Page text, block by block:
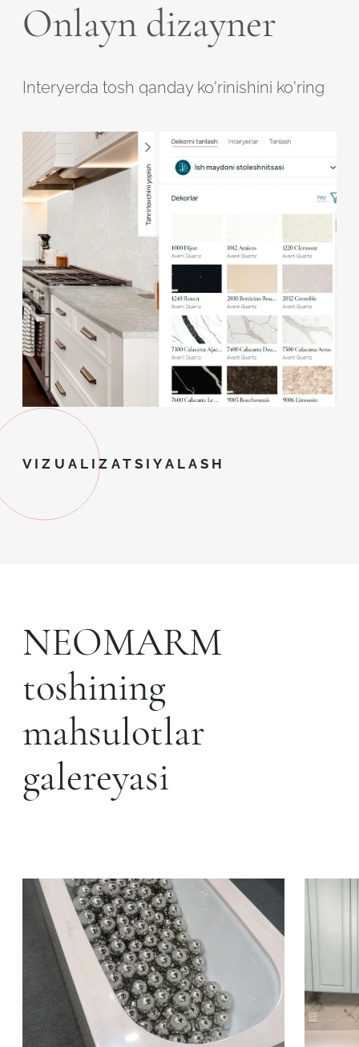
Onlayn dizayner
Interyerda tosh qanday ko'rinishini ko'ring
VIZUALIZATSIYALASH
NEOMARM
toshining
mahsulotlar
galereyasi